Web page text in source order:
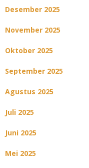
Desember 2025
November 2025
Oktober 2025
September 2025
Agustus 2025
Juli 2025
Juni 2025
Mei 2025